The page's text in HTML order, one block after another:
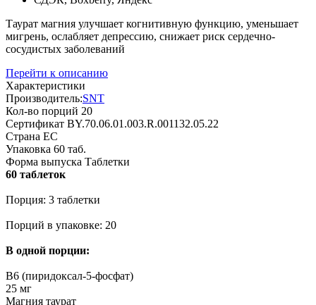
Таурат магния улучшает когнитивную функцию, уменьшает
мигрень, ослабляет депрессию, снижает риск сердечно-
сосудистых заболеваний
Перейти к описанию
Характеристики
Производитель:SNT
Кол-во порций 20
Сертификат BY.70.06.01.003.R.001132.05.22
Страна ЕС
Упаковка 60 таб.
Форма выпуска Таблетки
60 таблеток
Порция: 3 таблетки
Порций в упаковке: 20
В одной порции:
B6 (пиридоксал-5-фосфат)
25 мг
Магния таурат